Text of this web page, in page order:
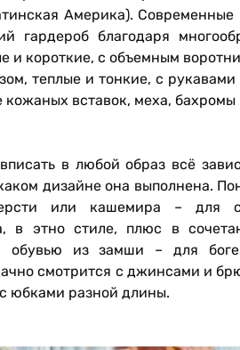
Америка). Современные
гардероб благодаря
и короткие, с объемным
теплые и тонкие, с рукавами
кожаных вставок, меха,
в любой образ всё
дизайне она выполнена.
или кашемира – для
в этно стиле, плюс в
обувью из замши – для
смотрится с джинсами и
юбками разной длины.